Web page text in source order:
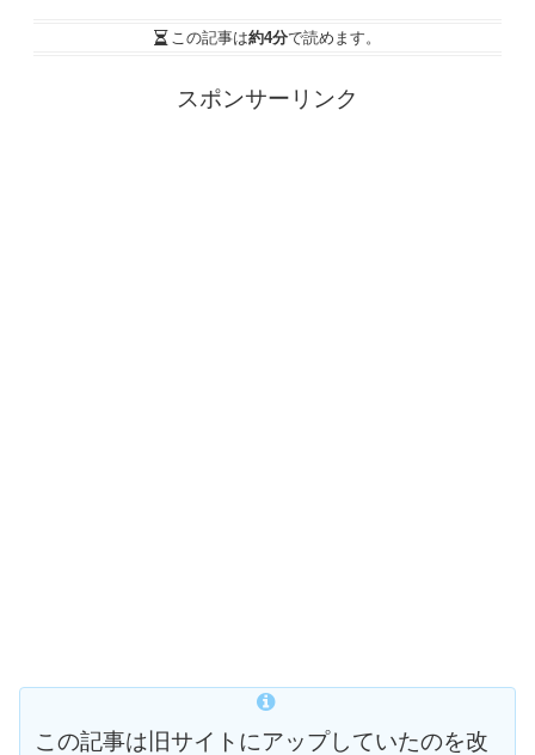
この記事は約4分で読めます。
スポンサーリンク
この記事は旧サイトにアップしていたのを改